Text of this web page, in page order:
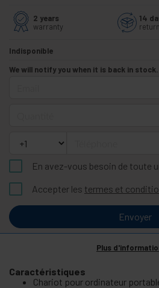
2 years
warranty
14
Indisponible
We will notify you when it is back in stock.
En avez-vous besoin de toute
Accepter les termes et
Envoyer
Plus
Caractéristiques
Chariot pour ordinateur